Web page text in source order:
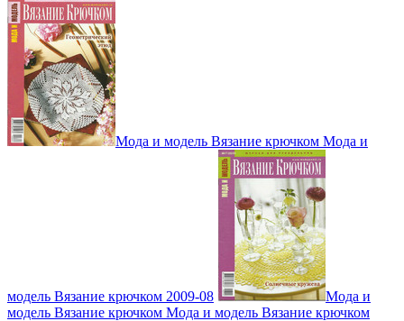
Мода и модель Вязание крючком Мода и
модель Вязание крючком 2009-08
Мода и
модель Вязание крючком Мода и модель Вязание крючком